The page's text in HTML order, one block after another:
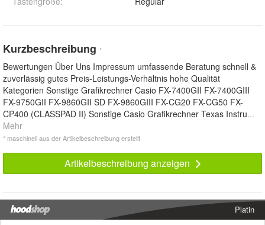
Kurzbeschreibung *
Bewertungen Über Uns Impressum umfassende Beratung schnell &
zuverlässig gutes Preis-Leistungs-Verhältnis hohe Qualität
Kategorien Sonstige Grafikrechner Casio FX-7400GII FX-7400GIII
FX-9750GII FX-9860GII SD FX-9860GIII FX-CG20 FX-CG50 FX-
CP400 (CLASSPAD II) Sonstige Casio Grafikrechner Texas Instru...
Mehr
* maschinell aus der Artikelbeschreibung erstellt
Artikelbeschreibung anzeigen
Platin